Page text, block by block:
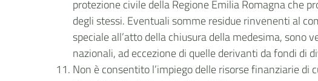
protezione civile della Regione Emilia Romagna che
degli stessi. Eventuali somme residue rinvenenti al
speciale all’atto della chiusura della medesima, sono
nazionali, ad eccezione di quelle derivanti da fondi di
Non è consentito l’impiego delle risorse finanziarie